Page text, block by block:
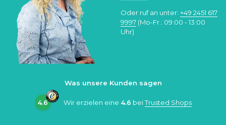
Oder ruf an unter: +49 2451 617
9997 (Mo-Fr.: 09:00 - 13:00
Uhr)
Was unsere Kunden sagen
4.6 Wir erzielen eine 4.6 beiTrusted Shops